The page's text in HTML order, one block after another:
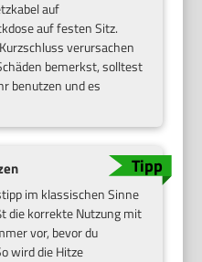
auf
auf festen Sitz.
verursachen
bemerkst, solltest
benutzen und es
im klassischen Sinne
die korrekte Nutzung mit
vor, bevor du
wird die Hitze